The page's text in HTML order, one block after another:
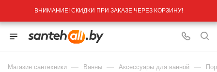
ВНИМАНИЕ! СКИДКИ ПРИ ЗАКАЗЕ ЧЕРЕЗ КОРЗИНУ!
Магазин сантехники — Ванны — Аксессуары для ванной —